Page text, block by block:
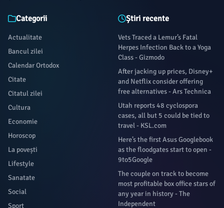
Categorii
Actualitate
Bancul zilei
Calendar Ortodox
Citate
Citatul zilei
Cultura
Economie
Horoscop
La povești
Lifestyle
Sanatate
Social
Sport
Știri recente
Vets Traced a Lemur’s Fatal
Herpes Infection Back to a Yoga
Class - Gizmodo
After jacking up prices, Disney+
and Netflix consider offering
free alternatives - Ars Technica
Utah reports 48 cyclospora
cases, all but 5 could be tied to
travel - KSL.com
Here’s the first Asus Googlebook
as the floodgates start to open -
9to5Google
The couple on track to become
most profitable box office stars of
any year in history - The
Independent